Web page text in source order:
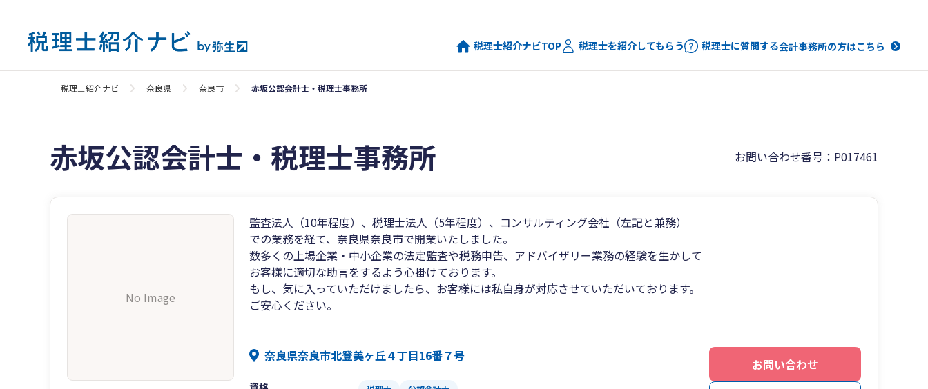
税理士紹介ナビTOP 税理士を紹介してもらう 税理士に質問する会計事務所の方はこちら
税理士紹介ナビ 奈良県 奈良市 赤坂公認会計士・税理士事務所
赤坂公認会計士・税理士事務所 お問い合わせ番号：P017461
No Image
監査法人（10年程度）、税理士法人（5年程度）、コンサルティング会社（左記と兼務）
での業務を経て、奈良県奈良市で開業いたしました。
数多くの上場企業・中小企業の法定監査や税務申告、アドバイザリー業務の経験を生かして
お客様に適切な助言をするよう心掛けております。
もし、気に入っていただけましたら、お客様には私自身が対応させていただいております。
ご安心ください。
奈良県奈良市北登美ヶ丘４丁目16番７号
お問い合わせ